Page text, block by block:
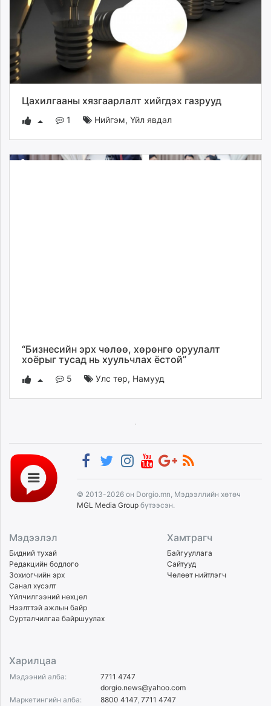
Цахилгааны хязгаарлалт хийгдэх газрууд
1 Нийгэм,Үйл явдал
“Бизнесийн эрх чөлөө, хөрөнгө оруулалт
хоёрыг тусад нь хуульчлах ёстой”
5 Улс төр, Намууд
© 2013-2026 он Dorgio.mn, Мэдээллийн хөтөч
MGL Media Group бүтээсэн.
Мэдээлэл
Бидний тухай
Редакцийн бодлого
Зохиогчийн эрх
Санал хүсэлт
Үйлчилгээний нөхцөл
Нээлттэй ажлын байр
Сурталчилгаа байршуулах
Хамтрагч
Байгууллага
Сайтууд
Чөлөөт нийтлэгч
Харилцаа
Мэдээний алба:
7711 4747
dorgio.news@yahoo.com
Маркетингийн алба:
8800 4147 7711 4747